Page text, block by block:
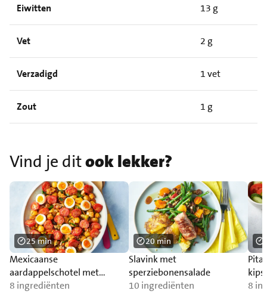
Eiwitten 13 g
Vet 2 g
Verzadigd 1 vet
Zout 1 g
Vind je ditook lekker?
Mexicaanse
aardappelschotel met
trostomaat
8 ingrediënten
25 min
Slavink met
sperziebonensalade
10 ingrediënten
20 min
8